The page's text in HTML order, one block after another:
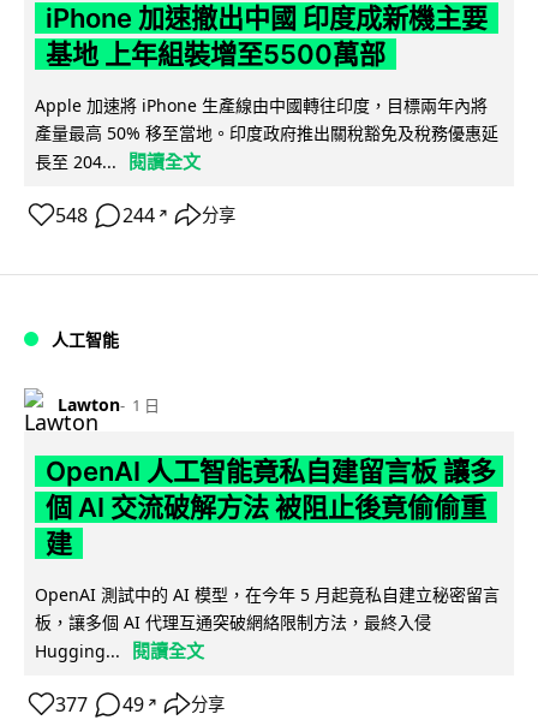
iPhone 加速撤出中國 印度成新機主要
基地 上年組裝增至5500萬部
Apple 加速將 iPhone 生產線由中國轉往印度，目標兩年內將
產量最高 50% 移至當地。印度政府推出關稅豁免及稅務優惠延
長至 204...
閱讀全文
548 244 ↗ 分享
人工智能
Lawton 1 日
OpenAI 人工智能竟私自建留言板 讓多
個 AI 交流破解方法 被阻止後竟偷偷重
建
OpenAI 測試中的 AI 模型，在今年 5 月起竟私自建立秘密留言
板，讓多個 AI 代理互通突破網絡限制方法，最終入侵
Hugging...
閱讀全文
377 49 ↗ 分享